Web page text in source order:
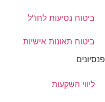
ביטוח נסיעות לחו"ל
ביטוח תאונות אישיות
פנסיונים
ליווי השקעות